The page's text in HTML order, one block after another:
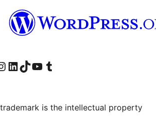
page
our Instagram account
Visit our LinkedIn account
Visit our TikTok account
Visit our YouTube channel
Visit our Tumblr account
is the intellectual property